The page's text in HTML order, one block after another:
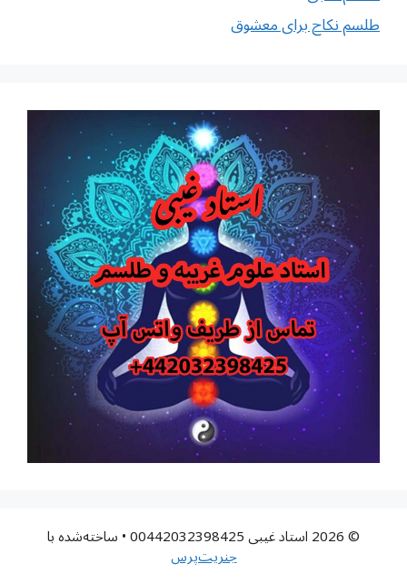
طلسم نکاح برای معشوق
© 2026 استاد غیبی 00442032398425 • ساخته‌شده با
جنریت‌پرس